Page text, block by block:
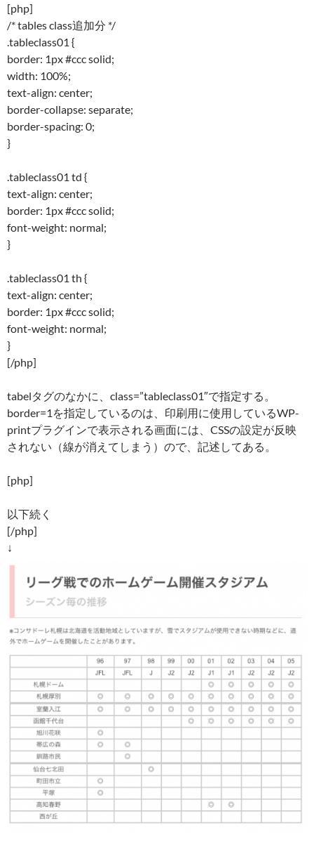
[php]
/* tables class追加分 */
.tableclass01 {
border: 1px #ccc solid;
width: 100%;
text-align: center;
border-collapse: separate;
border-spacing: 0;
}
.tableclass01 td {
text-align: center;
border: 1px #ccc solid;
font-weight: normal;
}
.tableclass01 th {
text-align: center;
border: 1px #ccc solid;
font-weight: normal;
}
[/php]
tabelタグのなかに、class=”tableclass01″で指定する。
border=1を指定しているのは、印刷用に使用しているWP-
printプラグインで表示される画面には、CSSの設定が反映
されない（線が消えてしまう）ので、記述してある。
[php]
以下続く
[/php]
↓